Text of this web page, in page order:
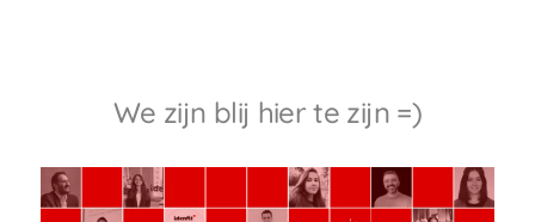
We zijn blij hier te zijn =)